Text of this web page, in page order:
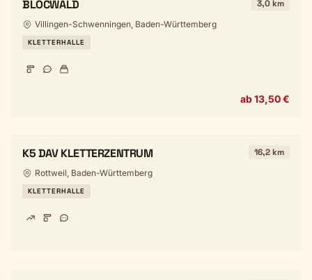
BLOCWALD 3,0 km
Villingen-Schwenningen, Baden-Württemberg
KLETTERHALLE
ab 13,50 €
K5 DAV KLETTERZENTRUM 16,2 km
Rottweil, Baden-Württemberg
KLETTERHALLE